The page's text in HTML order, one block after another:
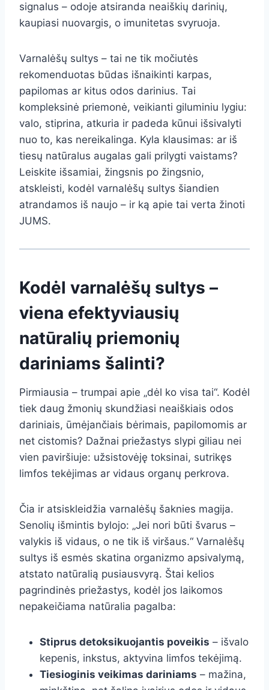
signalus – odoje atsiranda neaiškių darinių,
kaupiasi nuovargis, o imunitetas svyruoja.
Varnalėšų sultys – tai ne tik močiutės
rekomenduotas būdas išnaikinti karpas,
papilomas ar kitus odos darinius. Tai
kompleksinė priemonė, veikianti giluminiu lygiu:
valo, stiprina, atkuria ir padeda kūnui išsivalyti
nuo to, kas nereikalinga. Kyla klausimas: ar iš
tiesų natūralus augalas gali prilygti vaistams?
Leiskite išsamiai, žingsnis po žingsnio,
atskleisti, kodėl varnalėšų sultys šiandien
atrandamos iš naujo – ir ką apie tai verta žinoti
JUMS.
Kodėl varnalėšų sultys –
viena efektyviausių
natūralių priemonių
dariniams šalinti?
Pirmiausia – trumpai apie „dėl ko visa tai“. Kodėl
tiek daug žmonių skundžiasi neaiškiais odos
dariniais, ūmėjančiais bėrimais, papilomomis ar
net cistomis? Dažnai priežastys slypi giliau nei
vien paviršiuje: užsistovėję toksinai, sutrikęs
limfos tekėjimas ar vidaus organų perkrova.
Čia ir atsiskleidžia varnalėšų šaknies magija.
Senolių išmintis bylojo: „Jei nori būti švarus –
valykis iš vidaus, o ne tik iš viršaus.“ Varnalėšų
sultys iš esmės skatina organizmo apsivalymą,
atstato natūralią pusiausvyrą. Štai kelios
pagrindinės priežastys, kodėl jos laikomos
nepakeičiama natūralia pagalba:
Stiprus detoksikuojantis poveikis – išvalo
kepenis, inkstus, aktyvina limfos tekėjimą.
Tiesioginis veikimas dariniams – mažina,